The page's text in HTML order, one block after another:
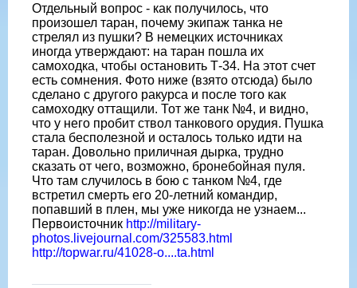
Отдельный вопрос - как получилось, что
произошел таран, почему экипаж танка не
стрелял из пушки? В немецких источниках
иногда утверждают: на таран пошла их
самоходка, чтобы остановить Т-34. На этот счет
есть сомнения. Фото ниже (взято отсюда) было
сделано с другого ракурса и после того как
самоходку оттащили. Тот же танк №4, и видно,
что у него пробит ствол танкового орудия. Пушка
стала бесполезной и осталось только идти на
таран. Довольно приличная дырка, трудно
сказать от чего, возможно, бронебойная пуля.
Что там случилось в бою с танком №4, где
встретил смерть его 20-летний командир,
попавший в плен, мы уже никогда не узнаем...
Первоисточник http://military-
photos.livejournal.com/325583.html
http://topwar.ru/41028-o....ta.html